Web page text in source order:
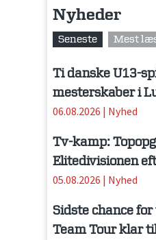
Nyheder
Seneste Mest
Ti danske U13-
mesterskaber i
06.08.2026 | Nyhed
Tv-kamp:
Elitedivisionen
05.08.2026 | Nyhed
Sidste chance
Team Tour klar